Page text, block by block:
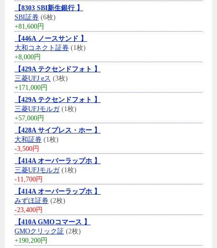
【8303 SBI新生銀行 】
SBI証券 (6枚)
+81,600円
【446A ノースサンド 】
大和コネクト証券 (1枚)
+8,000円
【429A テクセンドフォト 】
三菱UFJ eス (3枚)
+171,000円
【429A テクセンドフォト 】
三菱UFJモルガ(1枚)
+57,000円
【428A サイプレス・ホー 】
大和証券 (1枚)
-3,500円
【414A オーバーラップホ 】
三菱UFJモルガ(1枚)
-11,700円
【414A オーバーラップホ 】
みずほ証券 (2枚)
-23,400円
【410A GMOコマース 】
GMOクリック証 (2枚)
+190,200円